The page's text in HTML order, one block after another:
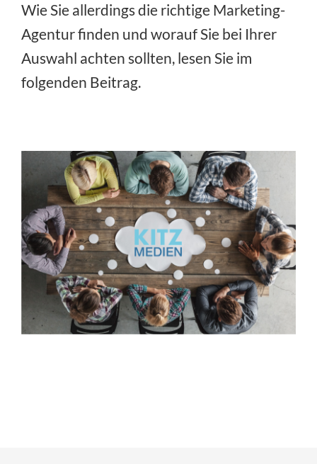
Wie Sie allerdings die richtige Marketing-
Agentur finden und worauf Sie bei Ihrer
Auswahl achten sollten, lesen Sie im
folgenden Beitrag.